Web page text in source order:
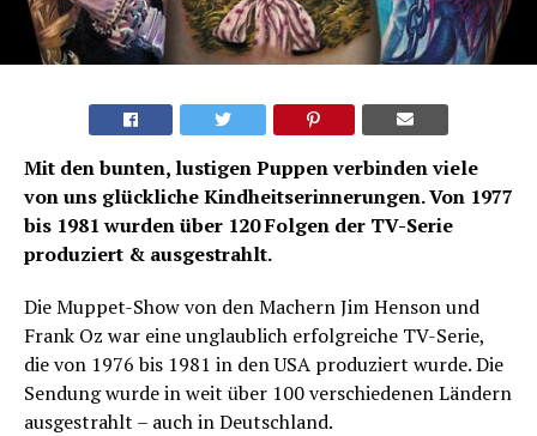
Mit den bunten, lustigen Puppen verbinden viele
von uns glückliche Kindheitserinnerungen. Von 1977
bis 1981 wurden über 120 Folgen der TV-Serie
produziert & ausgestrahlt.
Die Muppet-Show von den Machern Jim Henson und
Frank Oz war eine unglaublich erfolgreiche TV-Serie,
die von 1976 bis 1981 in den USA produziert wurde. Die
Sendung wurde in weit über 100 verschiedenen Ländern
ausgestrahlt – auch in Deutschland.